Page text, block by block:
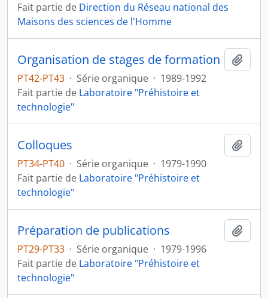
Fait partie de Direction du Réseau national des
Maisons des sciences de l'Homme
Organisation de stages de formation
PT42-PT43 · Série organique · 1989-1992
Fait partie de Laboratoire "Préhistoire et
technologie"
Colloques
PT34-PT40 · Série organique · 1979-1990
Fait partie de Laboratoire "Préhistoire et
technologie"
Préparation de publications
PT29-PT33 · Série organique · 1979-1996
Fait partie de Laboratoire "Préhistoire et
technologie"